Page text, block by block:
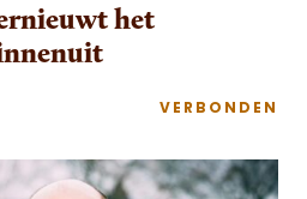
het
VERBONDEN